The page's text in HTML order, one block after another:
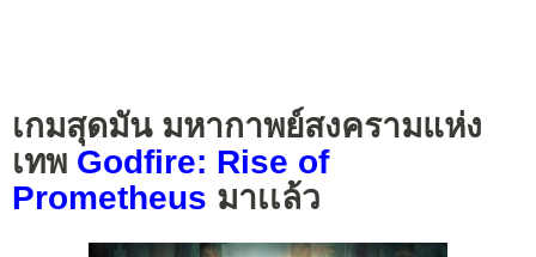
เกมสุดมัน มหากาพย์สงครามแห่ง
เทพ Godfire: Rise of
Prometheus มาเเล้ว